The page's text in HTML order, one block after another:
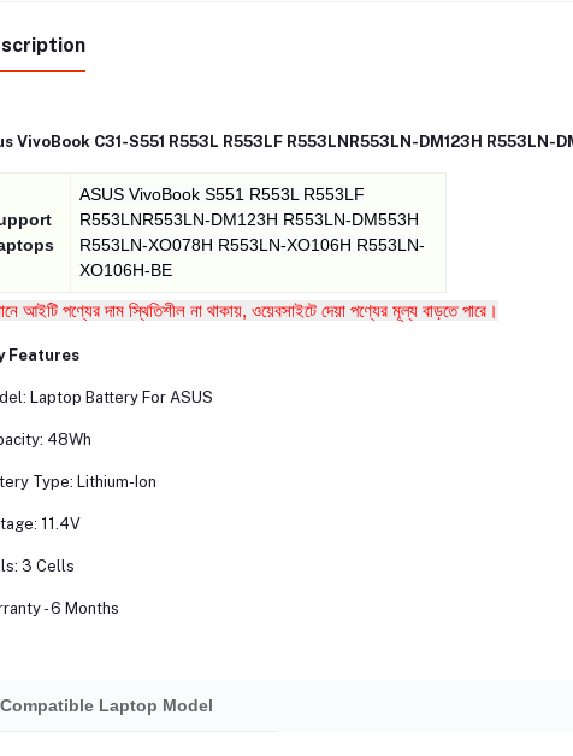
VivoBook C31-S551 R553L R553LF R553LNR553LN-DM123H R553LN-
ASUS VivoBook S551 R553L R553LF
R553LNR553LN-DM123H R553LN-DM553H
R553LN-XO078H R553LN-XO106H R553LN-
XO106H-BE
আইটি পণ্যের দাম স্থিতিশীল না থাকায়, ওয়েবসাইটে দেয়া পণ্যের মূল্য বাড়তে পারে।
Features
Laptop Battery For ASUS
48Wh
Type: Lithium-Ion
11.4V
3 Cells
- 6 Months
Compatible Laptop Model